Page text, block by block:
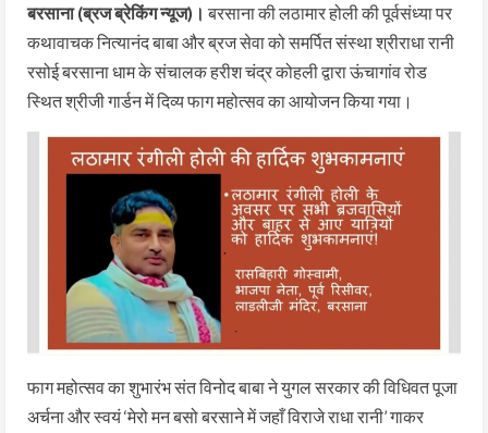
बरसाना (ब्रज ब्रेकिंग न्यूज)।बरसाना की लठामार होली की पूर्वसंध्या पर
कथावाचक नित्यानंद बाबा और ब्रज सेवा को समर्पित संस्था श्रीराधा रानी
रसोई बरसाना धाम के संचालक हरीश चंद्र कोहली द्वारा ऊंचागांव रोड
स्थित श्रीजी गार्डन में दिव्य फाग महोत्सव का आयोजन किया गया।
फाग महोत्सव का शुभारंभ संत विनोद बाबा ने युगल सरकार की विधिवत पूजा
अर्चना और स्वयं ‘मेरो मन बसो बरसाने में जहाँ विराजे राधा रानी’ गाकर